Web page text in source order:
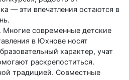
— эти впечатления остаются в
Многие современные детские
в Юхнове носят
характер, учат
раскрепоститься.
традицией. Совместные